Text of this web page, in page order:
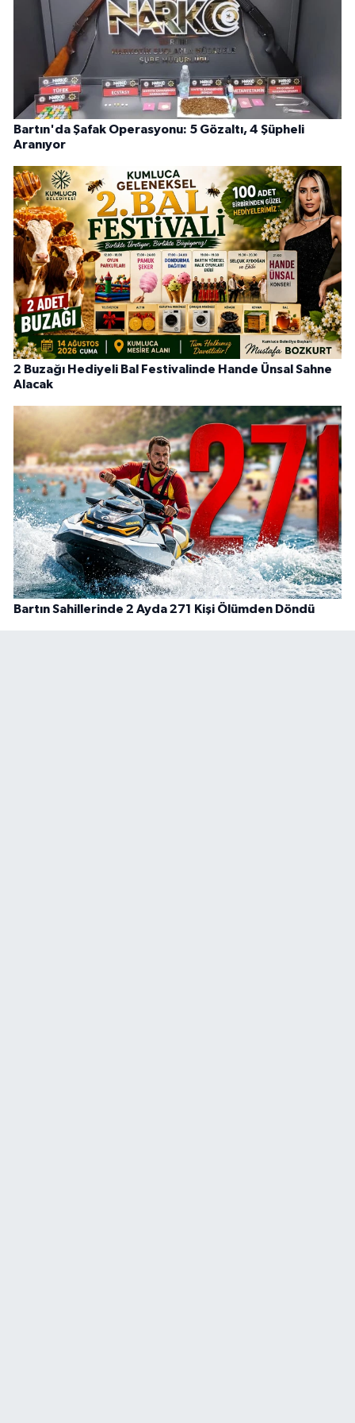
Bartın'da Şafak Operasyonu: 5 Gözaltı, 4 Şüpheli
Aranıyor
2 Buzağı Hediyeli Bal Festivalinde Hande Ünsal Sahne
Alacak
Bartın Sahillerinde 2 Ayda 271 Kişi Ölümden Döndü